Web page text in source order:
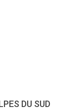
DU SUD